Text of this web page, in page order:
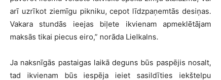
arī uzrīkot ziemīgu pikniku, cepot līdzpaņemtās desiņas.
Vakara stundās ieejas biļete ikvienam apmeklētājam
maksās tikai piecus eiro,” norāda Lielkalns.
Ja naksnīgās pastaigas laikā deguns būs paspējis nosalt,
tad ikvienam būs iespēja ieiet sasildīties iekštelpu